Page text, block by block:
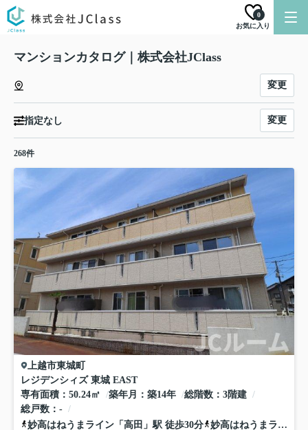
お気に入り
0
マンションカタログ｜株式会社JClass
変更
指定なし 変更
268件
上越市東城町
レジデンシィズ 東城 EAST
専有面積
50.24㎡ 築年月 築14年 総階数
3階建
総戸数
-
妙高はねうまライン 「高田 」駅 徒歩30分 妙高はねうまライン